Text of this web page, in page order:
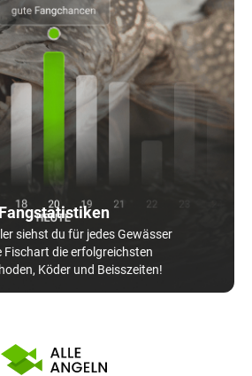
Fangstatistiken
siehst du für jedes Gewässer
Fischart die erfolgreichsten
Köder und Beisszeiten!